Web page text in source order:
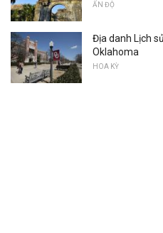
ẤN ĐỘ
Địa danh Lịch
Oklahoma
HOA KỲ